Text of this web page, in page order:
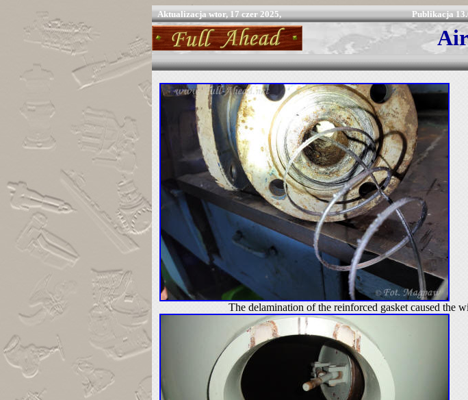
Aktualizacja wtor, 17 czer 2025, Publikacja
Air
The delamination of the reinforced gasket caused the